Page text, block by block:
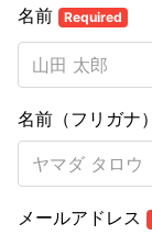
名前 Required
名前（フリガナ）
メールアドレス